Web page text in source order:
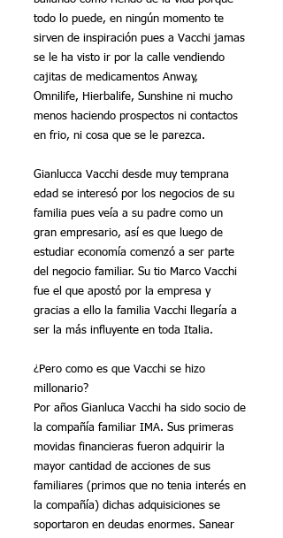
todo lo puede, en ningún momento te
sirven de inspiración pues a Vacchi jamas
se le ha visto ir por la calle vendiendo
cajitas de medicamentos Anway,
Omnilife, Hierbalife, Sunshine ni mucho
menos haciendo prospectos ni contactos
en frio, ni cosa que se le parezca.
Gianlucca Vacchi desde muy temprana
edad se interesó por los negocios de su
familia pues veía a su padre como un
gran empresario, así es que luego de
estudiar economía comenzó a ser parte
del negocio familiar. Su tio Marco Vacchi
fue el que apostó por la empresa y
gracias a ello la familia Vacchi llegaría a
ser la más influyente en toda Italia.
¿Pero como es que Vacchi se hizo
millonario?
Por años Gianluca Vacchi ha sido socio de
la compañía familiar IMA. Sus primeras
movidas financieras fueron adquirir la
mayor cantidad de acciones de sus
familiares (primos que no tenia interés en
la compañía) dichas adquisiciones se
soportaron en deudas enormes. Sanear